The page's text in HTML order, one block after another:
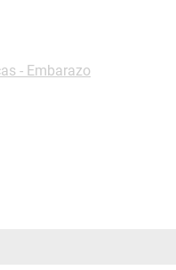
- Embarazo